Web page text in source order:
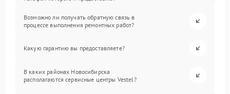
Возможно ли получать обратную связь в
процессе выполнения ремонтных работ?
Какую гарантию вы предоставляете?
В каких районах Новосибирска
располагаются сервисные центры Vestel?